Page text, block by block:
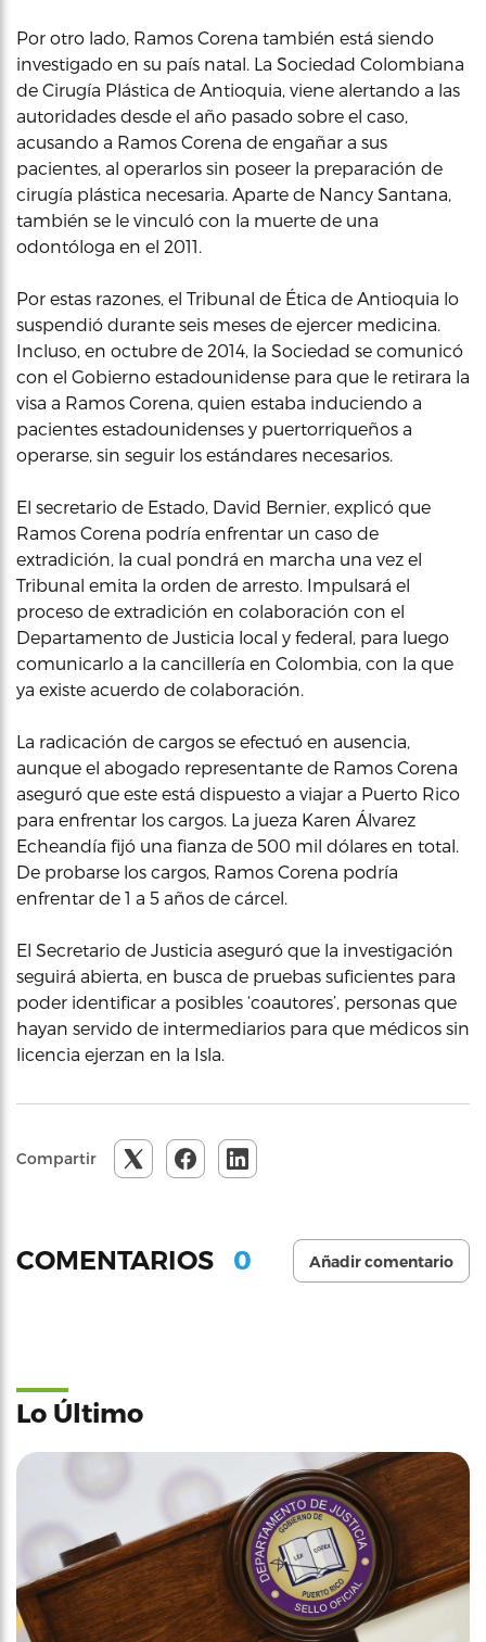
Por otro lado, Ramos Corena también está siendo
investigado en su país natal. La Sociedad Colombiana
de Cirugía Plástica de Antioquia, viene alertando a las
autoridades desde el año pasado sobre el caso,
acusando a Ramos Corena de engañar a sus
pacientes, al operarlos sin poseer la preparación de
cirugía plástica necesaria. Aparte de Nancy Santana,
también se le vinculó con la muerte de una
odontóloga en el 2011.
Por estas razones, el Tribunal de Ética de Antioquia lo
suspendió durante seis meses de ejercer medicina.
Incluso, en octubre de 2014, la Sociedad se comunicó
con el Gobierno estadounidense para que le retirara la
visa a Ramos Corena, quien estaba induciendo a
pacientes estadounidenses y puertorriqueños a
operarse, sin seguir los estándares necesarios.
El secretario de Estado, David Bernier, explicó que
Ramos Corena podría enfrentar un caso de
extradición, la cual pondrá en marcha una vez el
Tribunal emita la orden de arresto. Impulsará el
proceso de extradición en colaboración con el
Departamento de Justicia local y federal, para luego
comunicarlo a la cancillería en Colombia, con la que
ya existe acuerdo de colaboración.
La radicación de cargos se efectuó en ausencia,
aunque el abogado representante de Ramos Corena
aseguró que este está dispuesto a viajar a Puerto Rico
para enfrentar los cargos. La jueza Karen Álvarez
Echeandía fijó una fianza de 500 mil dólares en total.
De probarse los cargos, Ramos Corena podría
enfrentar de 1 a 5 años de cárcel.
El Secretario de Justicia aseguró que la investigación
seguirá abierta, en busca de pruebas suficientes para
poder identificar a posibles ‘coautores’, personas que
hayan servido de intermediarios para que médicos sin
licencia ejerzan en la Isla.
Compartir
COMENTARIOS 0 Añadir comentario
Lo Último